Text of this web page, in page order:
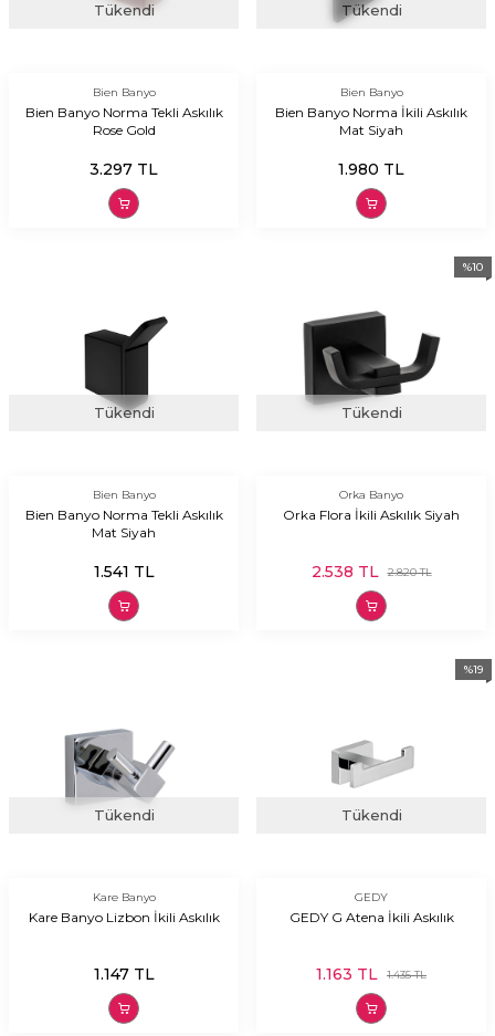
Tükendi
Bien Banyo
Bien Banyo Norma Tekli Askılık
Rose Gold
3.297 TL
Tükendi
Bien Banyo
Bien Banyo Norma İkili Askılık
Mat Siyah
1.980 TL
Tükendi
Bien Banyo
Bien Banyo Norma Tekli Askılık
Mat Siyah
1.541 TL
Tükendi
%10
Orka Banyo
Orka Flora İkili Askılık Siyah
2.820TL
2.538 TL
Tükendi
Kare Banyo
Kare Banyo Lizbon İkili Askılık
1.147TL
Tükendi
%19
GEDY
GEDY G Atena İkili Askılık
1.435TL
1.163 TL